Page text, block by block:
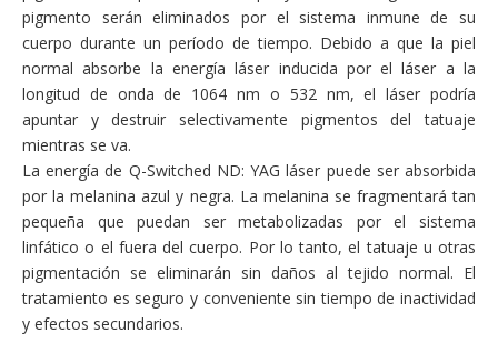
pigmento serán eliminados por el sistema inmune de su
cuerpo durante un período de tiempo. Debido a que la piel
normal absorbe la energía láser inducida por el láser a la
longitud de onda de 1064 nm o 532 nm, el láser podría
apuntar y destruir selectivamente pigmentos del tatuaje
mientras se va.
La energía de Q-Switched ND: YAG láser puede ser absorbida
por la melanina azul y negra. La melanina se fragmentará tan
pequeña que puedan ser metabolizadas por el sistema
linfático o el fuera del cuerpo. Por lo tanto, el tatuaje u otras
pigmentación se eliminarán sin daños al tejido normal. El
tratamiento es seguro y conveniente sin tiempo de inactividad
y efectos secundarios.